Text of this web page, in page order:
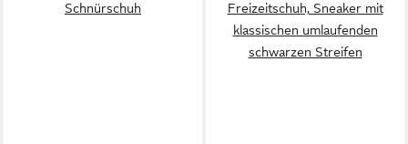
Schnürschuh
Freizeitschuh, Sneaker mit
klassischen umlaufenden
schwarzen Streifen